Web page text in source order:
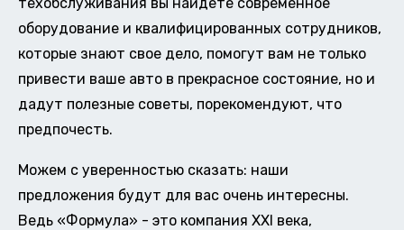
оборудование и квалифицированных сотрудников,
которые знают свое дело, помогут вам не только
привести ваше авто в прекрасное состояние, но и
дадут полезные советы, порекомендуют, что
предпочесть.
Можем с уверенностью сказать: наши
предложения будут для вас очень интересны.
Ведь «Формула» - это компания XXI века,